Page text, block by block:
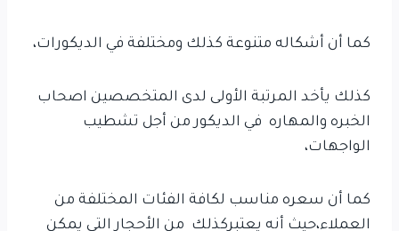
كما أن أشكاله متنوعة كذلك ومختلفة في الديكورات،
كذلك يأخد المرتبة الأولى لدى المتخصصين اصحاب
الخبره والمهاره في الديكور من أجل تشطيب
الواجهات،
كما أن سعره مناسب لكافة الفئات المختلفة من
العملاء،حيث أنه يعتبركذلك من الأحجار التي يمكن